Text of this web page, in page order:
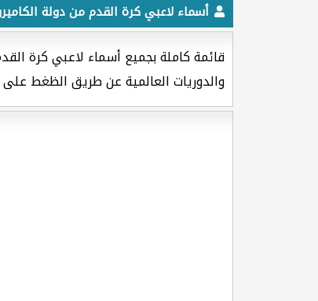
أسماء لاعبي كرة القدم من دولة
قائمة كاملة بجميع أسماء لاعبي كرة
والدوريات العالمية عن طريق الظغط على